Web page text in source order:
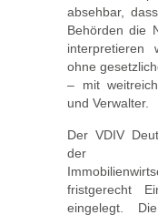
absehbar,
Behörden die
interpretieren
ohne
– mit
und Verwalter.
Der VDIV
der
fristgerecht
eingelegt.